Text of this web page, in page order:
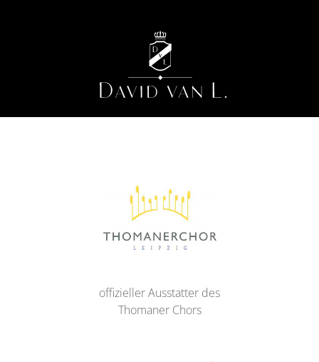
offizieller Ausstatter des
Thomaner Chors